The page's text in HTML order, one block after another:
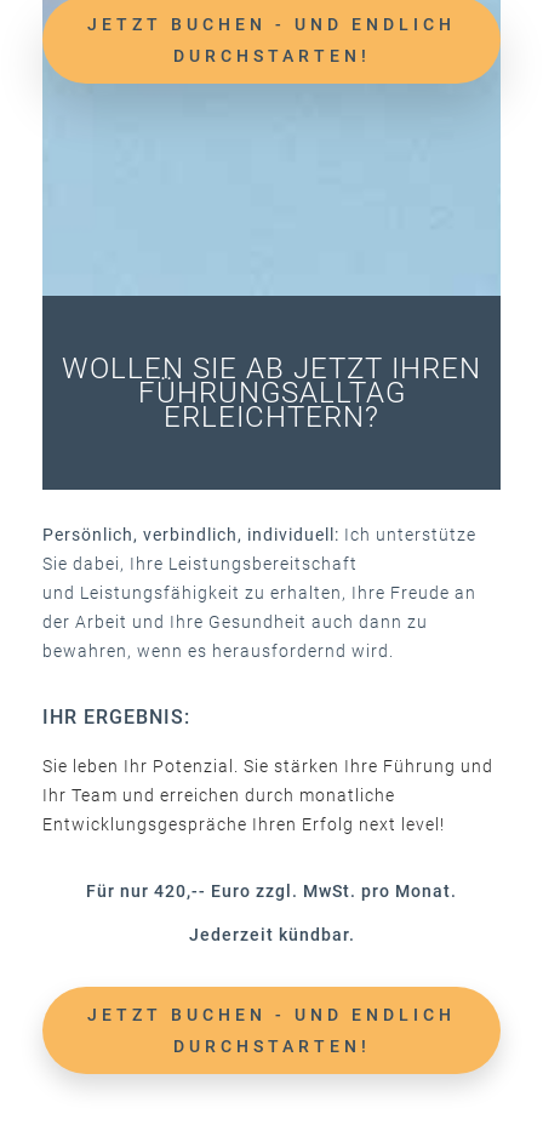
JETZT BUCHEN - UND ENDLICH
DURCHSTARTEN!
WOLLEN SIE AB JETZT IHREN
FÜHRUNGSALLTAG
ERLEICHTERN?
Persönlich, verbindlich, individuell: Ich unterstütze
Sie dabei, Ihre Leistungsbereitschaft
und Leistungsfähigkeit zu erhalten, Ihre Freude an
der Arbeit und Ihre Gesundheit auch dann zu
bewahren, wenn es herausfordernd wird.
IHR ERGEBNIS:
Sie leben Ihr Potenzial. Sie stärken Ihre Führung und
Ihr Team und erreichen durch monatliche
Entwicklungsgespräche Ihren Erfolg next level!
Für nur 420,-- Euro zzgl. MwSt. pro Monat.
Jederzeit kündbar.
JETZT BUCHEN - UND ENDLICH
DURCHSTARTEN!